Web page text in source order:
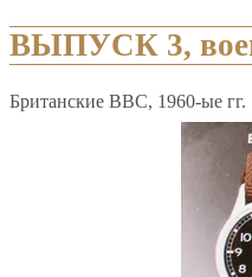
ВЫПУСК 3,
Британские ВВС, 1960-ые гг.